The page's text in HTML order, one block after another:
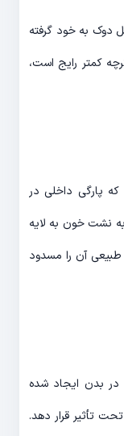
دوک به خود گرفته
کمتر رایج است،
پارگی داخلی در
نشت خون به لایه
آن را مسدود
بدن ایجاد شده
تأثیر قرار دهد.